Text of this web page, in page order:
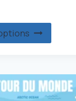
produit
Les